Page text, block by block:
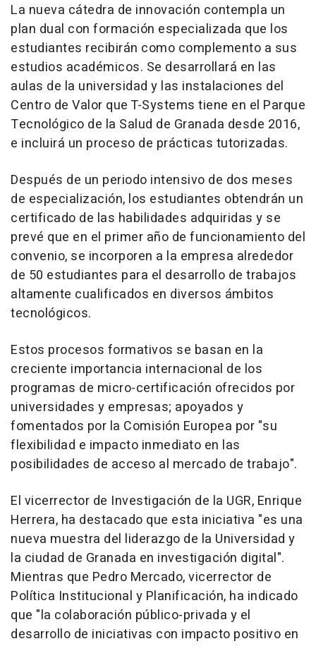
La nueva cátedra de innovación contempla un
plan dual con formación especializada que los
estudiantes recibirán como complemento a sus
estudios académicos. Se desarrollará en las
aulas de la universidad y las instalaciones del
Centro de Valor que T-Systems tiene en el Parque
Tecnológico de la Salud de Granada desde 2016,
e incluirá un proceso de prácticas tutorizadas.
Después de un periodo intensivo de dos meses
de especialización, los estudiantes obtendrán un
certificado de las habilidades adquiridas y se
prevé que en el primer año de funcionamiento del
convenio, se incorporen a la empresa alrededor
de 50 estudiantes para el desarrollo de trabajos
altamente cualificados en diversos ámbitos
tecnológicos.
Estos procesos formativos se basan en la
creciente importancia internacional de los
programas de micro-certificación ofrecidos por
universidades y empresas; apoyados y
fomentados por la Comisión Europea por "su
flexibilidad e impacto inmediato en las
posibilidades de acceso al mercado de trabajo".
El vicerrector de Investigación de la UGR, Enrique
Herrera, ha destacado que esta iniciativa "es una
nueva muestra del liderazgo de la Universidad y
la ciudad de Granada en investigación digital".
Mientras que Pedro Mercado, vicerrector de
Política Institucional y Planificación, ha indicado
que "la colaboración público-privada y el
desarrollo de iniciativas con impacto positivo en